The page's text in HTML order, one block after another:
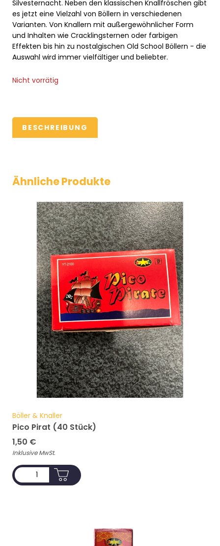
Silvesternacht. Neben den klassischen Knallfröschen gibt
es jetzt eine Vielzahl von Böllern in verschiedenen
Varianten. Von Knallern mit außergewöhnlicher Form
und Inhalten wie Cracklingsternen oder farbigen
Effekten bis hin zu nostalgischen Old School Böllern - die
Auswahl wird immer vielfältiger und beliebter.
Nicht vorrätig
BESCHREIBUNG
Ähnliche Produkte
Böller & Knaller
Pico Pirat (40 Stück)
1,50 €
Inklusive MwSt.